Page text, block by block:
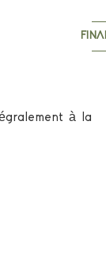
à la